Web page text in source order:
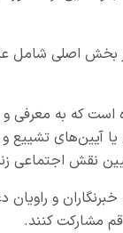
بخش اصلی
که به معرفی و
آیین‌های تشییع
تبیین نقش اجتماعی
و
مشارکت کنند.